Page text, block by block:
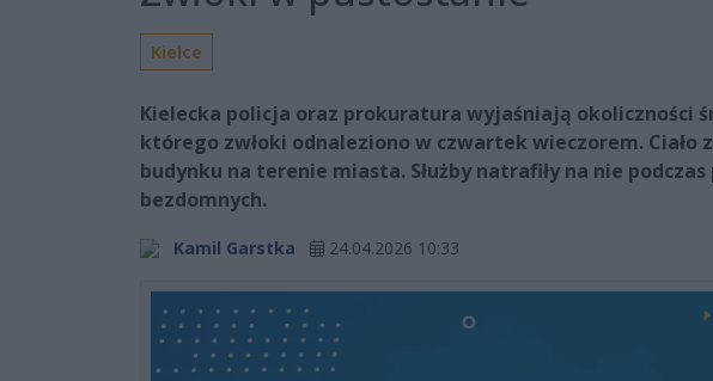
Kielce
Kielecka policja oraz prokuratura wyjaśniają okoliczności
którego zwłoki odnaleziono w czwartek wieczorem. Ciało
budynku na terenie miasta. Służby natrafiły na nie
bezdomnych.
Kamil Garstka 24.04.2026 10:33